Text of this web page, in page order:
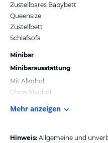
Zustellbares Babybett
Queensize
Zustellbett
Schlafsofa
Minibar
Minibarausstattung
Mit Alkohol
Ohne Alkohol
Mehr anzeigen
Hinweis: Allgemeine und